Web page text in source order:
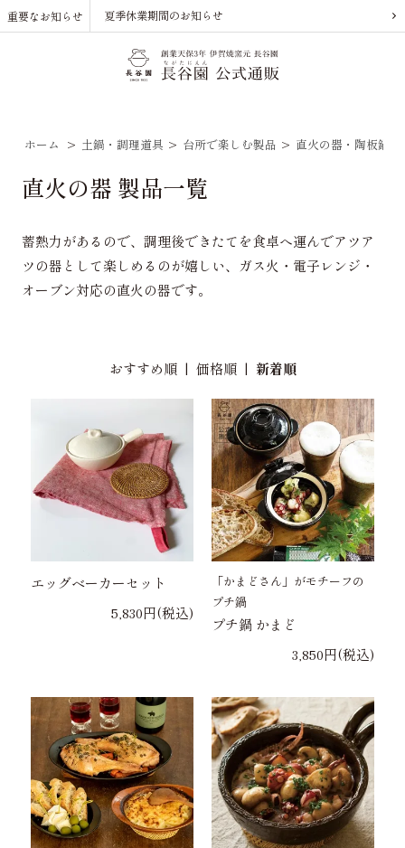
重要なお知らせ 夏季休業期間のお知らせ
ホーム > 土鍋・調理道具 > 台所で楽しむ製品 > 直火の器・陶板鍋
直火の器 製品一覧
蓄熱力があるので、調理後できたてを食卓へ運んでアツア
ツの器として楽しめるのが嬉しい、ガス火・電子レンジ・
オーブン対応の直火の器です。
おすすめ順| 価格順| 新着順
エッグベーカーセット
5,830円(税込)
「かまどさん」がモチーフの
プチ鍋
プチ鍋 かまど
3,850円(税込)